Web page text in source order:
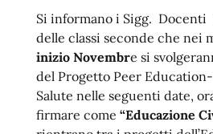
Si informano i Sigg.
delle classi seconde che nei
inizio Novembre si
del Progetto Peer
Salute nelle seguenti date,
firmare come “Educazione